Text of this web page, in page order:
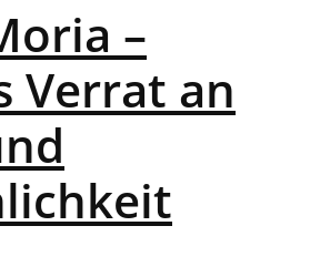
–
Verrat an